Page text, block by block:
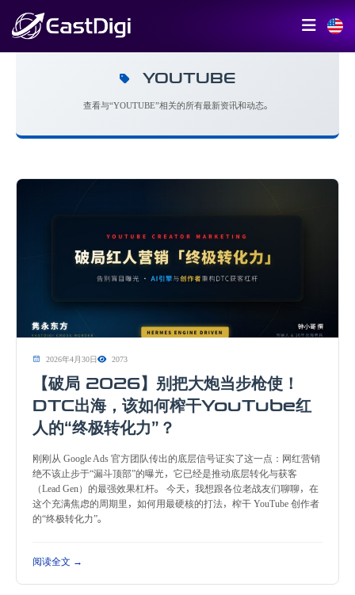
YOUTUBE
查看与“YOUTUBE”相关的所有最新资讯和动态。
2026年4月30日 2073
【破局 2026】别把大炮当步枪使！
DTC出海，该如何榨干YouTube红
人的“终极转化力”？
刚刚从 Google Ads 官方团队传出的底层信号证实了这一点：网红营销
绝不该止步于“漏斗顶部”的曝光，它已经是推动底层转化与获客
（Lead Gen）的最强效果杠杆。 今天，我想跟各位老战友们聊聊，在
这个充满焦虑的周期里，如何用最硬核的打法，榨干 YouTube 创作者
的“终极转化力”。
阅读全文 →